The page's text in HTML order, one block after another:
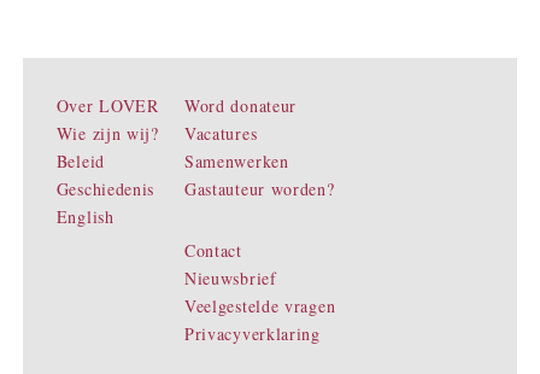
Over LOVER
Wie zijn wij?
Beleid
Geschiedenis
English
Word donateur
Vacatures
Samenwerken
Gastauteur worden?
Contact
Nieuwsbrief
Veelgestelde vragen
Privacyverklaring